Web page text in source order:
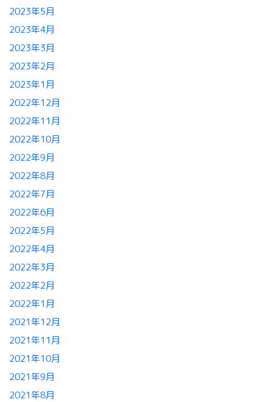
2023年5月
2023年4月
2023年3月
2023年2月
2023年1月
2022年12月
2022年11月
2022年10月
2022年9月
2022年8月
2022年7月
2022年6月
2022年5月
2022年4月
2022年3月
2022年2月
2022年1月
2021年12月
2021年11月
2021年10月
2021年9月
2021年8月